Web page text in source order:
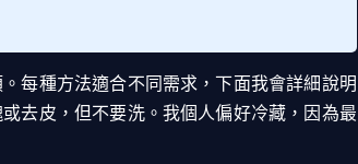
每種方法適合不同需求，下面我會詳細說明
去皮，但不要洗。我個人偏好冷藏，因為最